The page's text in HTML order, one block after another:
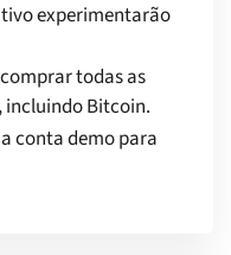
experimentarão
todas as
Bitcoin.
conta demo para